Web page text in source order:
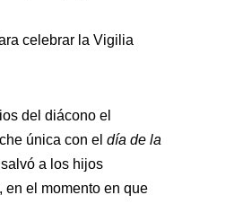
celebrar la Vigilia
del diácono el
única con el día de la
a los hijos
en el momento en que